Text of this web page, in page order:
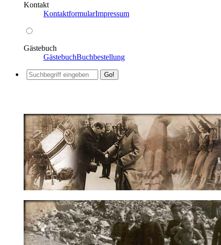
Kontakt
KontaktformularImpressum
Gästebuch
GästebuchBuchbestellung